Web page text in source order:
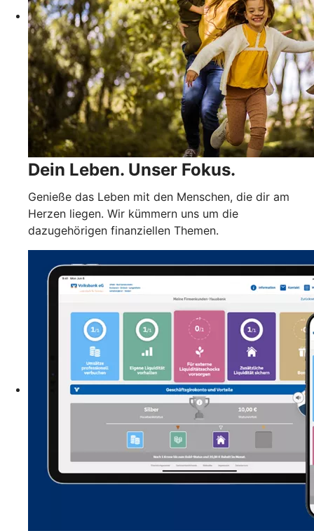
Dein Leben. Unser Fokus.
Genieße das Leben mit den Menschen, die dir am
Herzen liegen. Wir kümmern uns um die
dazugehörigen finanziellen Themen.